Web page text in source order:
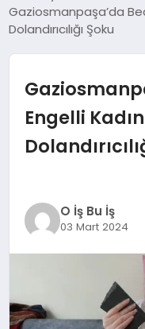
EKONOMİ
SPOR
Gaziosmanpaşa’da
Dolandırıcılığı Şoku
Engelli
O İş Bu İş
03 Mart 2024